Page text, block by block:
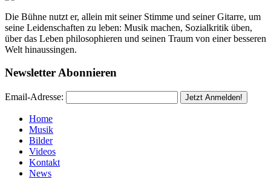
Die Bühne nutzt er, allein mit seiner Stimme und seiner Gitarre, um
seine Leidenschaften zu leben: Musik machen, Sozialkritik üben,
über das Leben philosophieren und seinen Traum von einer besseren
Welt hinaussingen.
Newsletter Abonnieren
Email-Adresse:
Home
Musik
Bilder
Videos
Kontakt
News